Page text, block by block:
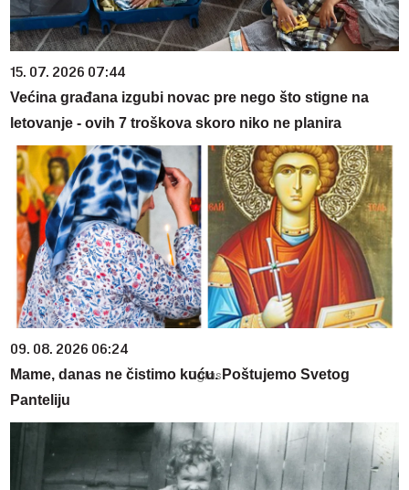
15. 07. 2026 07:44
Većina građana izgubi novac pre nego što stigne na
letovanje - ovih 7 troškova skoro niko ne planira
09. 08. 2026 06:24
Mame, danas ne čistimo kuću. Poštujemo Svetog
Panteliju